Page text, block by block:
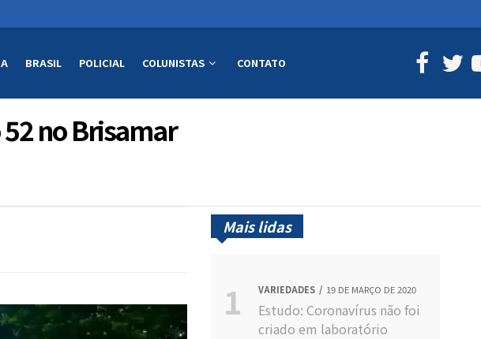
BRASIL POLICIAL COLUNISTAS CONTATO
no Brisamar
Mais lidas
VARIEDADES 19 DE MARÇO DE 2020
Estudo: Coronavírus não foi
criado em laboratório